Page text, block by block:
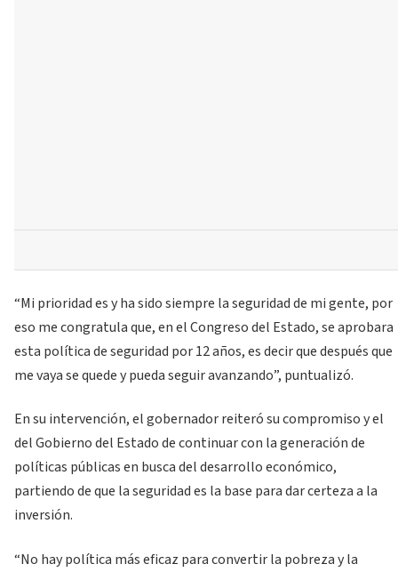
“Mi prioridad es y ha sido siempre la seguridad de mi gente, por
eso me congratula que, en el Congreso del Estado, se aprobara
esta política de seguridad por 12 años, es decir que después que
me vaya se quede y pueda seguir avanzando”, puntualizó.
En su intervención, el gobernador reiteró su compromiso y el
del Gobierno del Estado de continuar con la generación de
políticas públicas en busca del desarrollo económico,
partiendo de que la seguridad es la base para dar certeza a la
inversión.
“No hay política más eficaz para convertir la pobreza y la